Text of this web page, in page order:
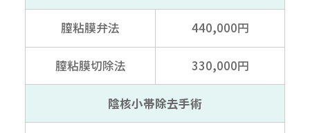
膣粘膜弁法 440,000円
膣粘膜切除法 330,000円
陰核小帯除去手術